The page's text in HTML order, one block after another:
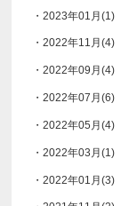
・2023年01月(1)
・2022年11月(4)
・2022年09月(4)
・2022年07月(6)
・2022年05月(4)
・2022年03月(1)
・2022年01月(3)